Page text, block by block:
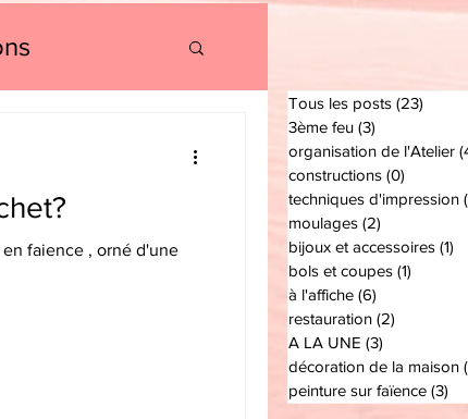
faience , orné d'une
Tous les posts (23)
3ème feu (3)
organisation de l'Atelier
constructions (0)
techniques d'impression
moulages (2)
bijoux et accessoires (1)
bols et coupes (1)
à l'affiche (6)
restauration (2)
A LA UNE (3)
décoration de la maison
peinture sur faïence (3)